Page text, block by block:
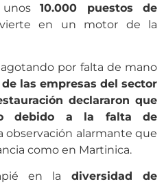
10.000 puestos de
en un motor de la
por falta de mano
de las empresas del sector
declararon que
debido a la falta de
observación alarmante que
como en Martinica.
en la diversidad de